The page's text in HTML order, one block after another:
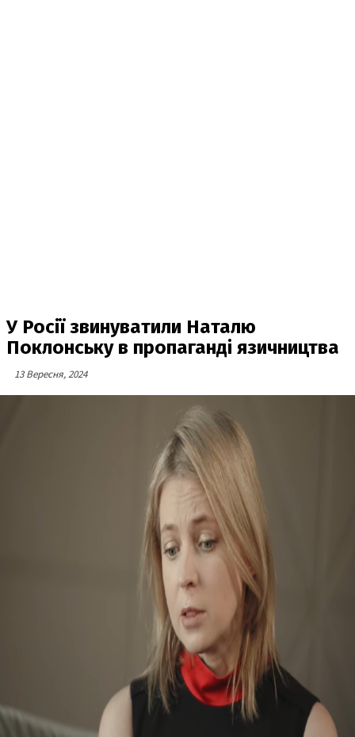
У Росії звинуватили Наталю
Поклонську в пропаганді язичництва
13 Вересня, 2024